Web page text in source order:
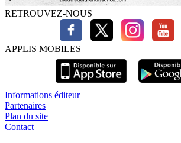
RETROUVEZ-NOUS
APPLIS MOBILES
Informations éditeur
Partenaires
Plan du site
Contact